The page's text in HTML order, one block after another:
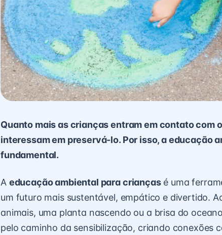
Quanto mais as crianças entram em contato com
interessam em preservá-lo. Por isso, a educação
fundamental.
A educação ambiental para criançasé uma
um futuro mais sustentável, empático e divertido.
animais, uma planta nascendo ou a brisa do
pelo caminho da sensibilização, criando conexões